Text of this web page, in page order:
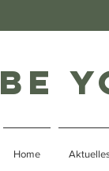
be
Home